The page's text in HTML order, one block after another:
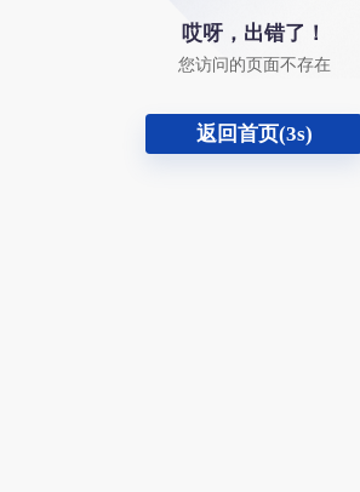
哎呀，出错了！
您访问的页面不存在
返回首页(3s)